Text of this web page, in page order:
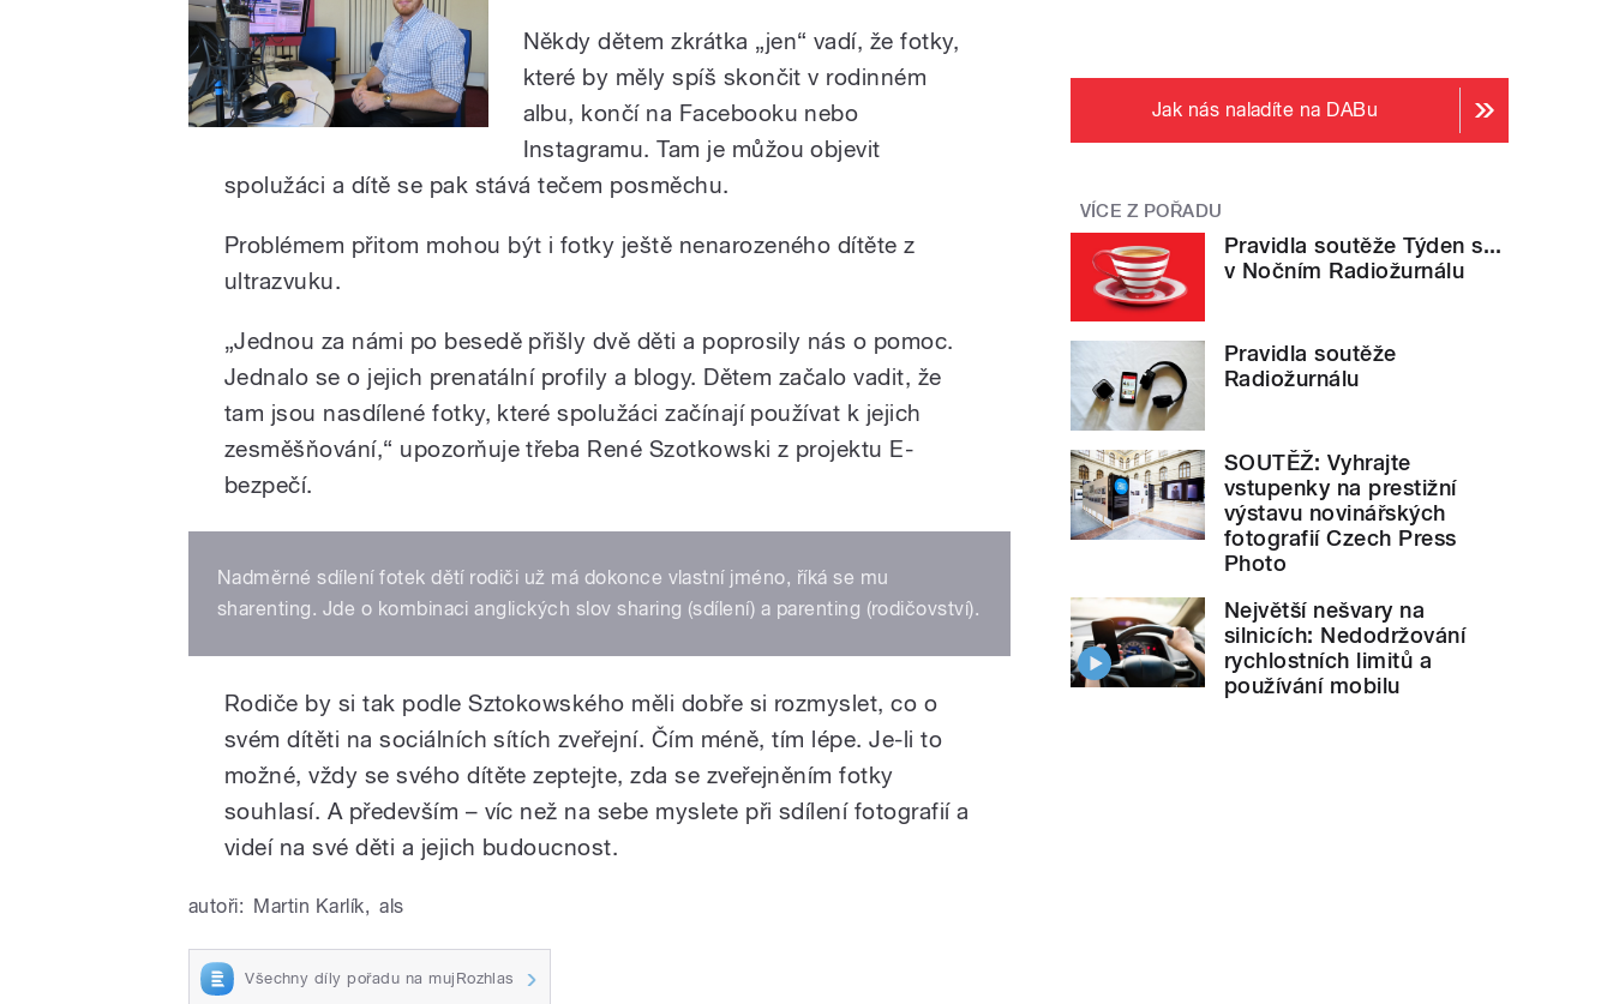
Někdy dětem zkrátka „jen“ vadí, že fotky,
které by měly spíš skončit v rodinném
albu, končí na Facebooku nebo
Instagramu. Tam je můžou objevit
spolužáci a dítě se pak stává tečem posměchu.
Problémem přitom mohou být i fotky ještě nenarozeného dítěte z
ultrazvuku.
„Jednou za námi po besedě přišly dvě děti a poprosily nás o pomoc.
Jednalo se o jejich prenatální profily a blogy. Dětem začalo vadit, že
tam jsou nasdílené fotky, které spolužáci začínají používat k jejich
zesměšňování,“ upozorňuje třeba René Szotkowski z projektu E-
bezpečí.
Nadměrné sdílení fotek dětí rodiči už má dokonce vlastní jméno, říká se mu
sharenting. Jde o kombinaci anglických slov sharing (sdílení) a parenting (rodičovství).
Rodiče by si tak podle Sztokowského měli dobře si rozmyslet, co o
svém dítěti na sociálních sítích zveřejní. Čím méně, tím lépe. Je-li to
možné, vždy se svého dítěte zeptejte, zda se zveřejněním fotky
souhlasí. A především – víc než na sebe myslete při sdílení fotografií a
videí na své děti a jejich budoucnost.
autoři: Martin Karlík, als
Všechny díly pořadu na mujRozhlas
Jak nás naladíte na DABu
VÍCE Z POŘADU
Pravidla soutěže Týden s...
v Nočním Radiožurnálu
Pravidla soutěže
Radiožurnálu
SOUTĚŽ: Vyhrajte
vstupenky na prestižní
výstavu novinářských
fotografií Czech Press
Photo
Největší nešvary na
silnicích: Nedodržování
rychlostních limitů a
používání mobilu